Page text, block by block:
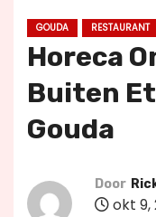
GOUDA RESTAURANT
Horeca
Buiten
Gouda
Door
okt 9,